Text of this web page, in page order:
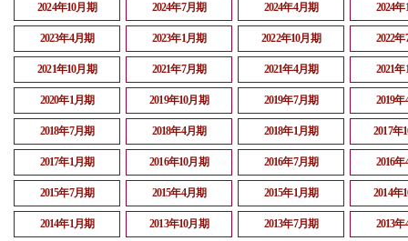
2024年10月期 2024年7月期 2024年4月期 2024
2023年4月期 2023年1月期 2022年10月期 2022
2021年10月期 2021年7月期 2021年4月期 2021
2020年1月期 2019年10月期 2019年7月期 2019
2018年7月期 2018年4月期 2018年1月期 2017年
2017年1月期 2016年10月期 2016年7月期 2016
2015年7月期 2015年4月期 2015年1月期 2014年
2014年1月期 2013年10月期 2013年7月期 2013